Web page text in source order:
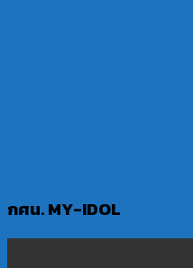
กศน. MY-IDOL